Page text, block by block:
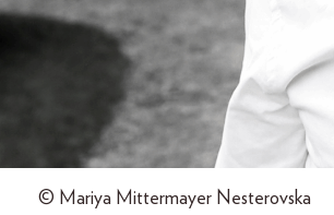
© Mariya Mittermayer Nesterovska